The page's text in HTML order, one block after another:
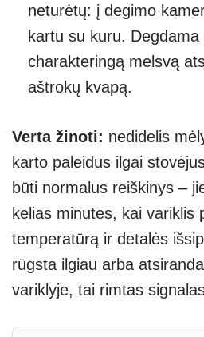
neturėtų: į degimo
kartu su kuru. Degdama
charakteringą melsvą
aštrokų kvapą.
Verta žinoti: nedidelis
karto paleidus ilgai
būti normalus reiškinys –
kelias minutes, kai variklis
temperatūrą ir detalės
rūgsta ilgiau arba
variklyje, tai rimtas